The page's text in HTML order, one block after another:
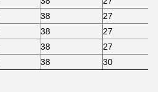
38
27
38
27
38
27
38 30